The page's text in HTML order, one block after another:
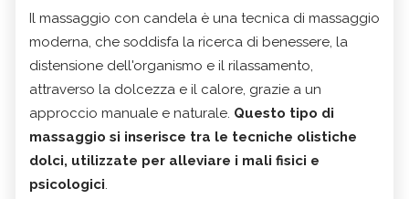
Il massaggio con candela è una tecnica di massaggio
moderna, che soddisfa la ricerca di benessere, la
distensione dell'organismo e il rilassamento,
attraverso la dolcezza e il calore, grazie a un
approccio manuale e naturale. Questo tipo di
massaggio si inserisce tra le tecniche olistiche
dolci, utilizzate per alleviare i mali fisici e
psicologici.